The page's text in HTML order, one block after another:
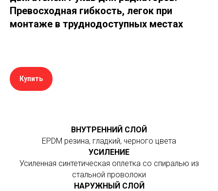
Превосходная гибкость, легок при
монтаже в труднодоступных местах
Купить
ВНУТРЕННИЙ СЛОЙ
EPDМ резина, гладкий, черного цвета
УСИЛЕНИЕ
Усиленная синтетическая оплетка со спиралью из
стальной проволоки
НАРУЖНЫЙ СЛОЙ